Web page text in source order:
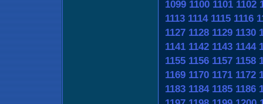
1099 1100 1101 1102
1113 1114 1115 1116
1127 1128 1129 1130
1141 1142 1143 1144
1155 1156 1157 1158
1169 1170 1171 1172
1183 1184 1185 1186